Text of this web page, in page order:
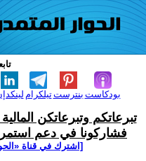
تيلكرامبنترست بودكاست
تبرعاتكم وتبرعاتكن
فشاركونا في دعم
[اشترك في قناة